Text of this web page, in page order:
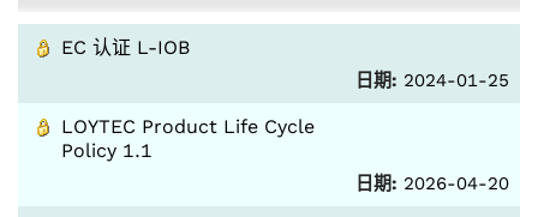
EC 认证 L-IOB
日期: 2024-01-25
LOYTEC Product Life Cycle
Policy 1.1
日期: 2026-04-20